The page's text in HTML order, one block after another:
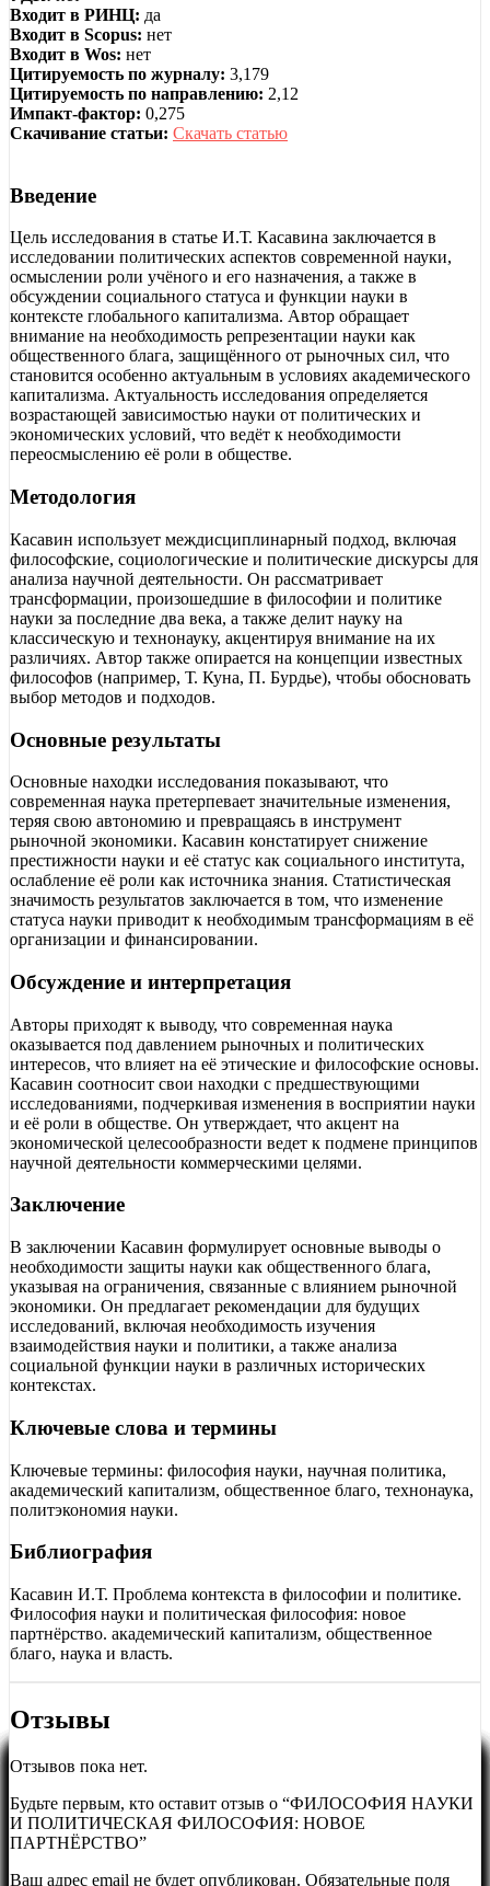
Входит в РИНЦ: да
Входит в Scopus: нет
Входит в Wos: нет
Цитируемость по журналу: 3,179
Цитируемость по направлению: 2,12
Импакт-фактор: 0,275
Скачивание статьи: Скачать статью
Введение
Цель исследования в статье И.Т. Касавина заключается в
исследовании политических аспектов современной науки,
осмыслении роли учёного и его назначения, а также в
обсуждении социального статуса и функции науки в
контексте глобального капитализма. Автор обращает
внимание на необходимость репрезентации науки как
общественного блага, защищённого от рыночных сил, что
становится особенно актуальным в условиях академического
капитализма. Актуальность исследования определяется
возрастающей зависимостью науки от политических и
экономических условий, что ведёт к необходимости
переосмыслению её роли в обществе.
Методология
Касавин использует междисциплинарный подход, включая
философские, социологические и политические дискурсы для
анализа научной деятельности. Он рассматривает
трансформации, произошедшие в философии и политике
науки за последние два века, а также делит науку на
классическую и технонауку, акцентируя внимание на их
различиях. Автор также опирается на концепции известных
философов (например, Т. Куна, П. Бурдье), чтобы обосновать
выбор методов и подходов.
Основные результаты
Основные находки исследования показывают, что
современная наука претерпевает значительные изменения,
теряя свою автономию и превращаясь в инструмент
рыночной экономики. Касавин констатирует снижение
престижности науки и её статус как социального института,
ослабление её роли как источника знания. Статистическая
значимость результатов заключается в том, что изменение
статуса науки приводит к необходимым трансформациям в её
организации и финансировании.
Обсуждение и интерпретация
Авторы приходят к выводу, что современная наука
оказывается под давлением рыночных и политических
интересов, что влияет на её этические и философские основы.
Касавин соотносит свои находки с предшествующими
исследованиями, подчеркивая изменения в восприятии науки
и её роли в обществе. Он утверждает, что акцент на
экономической целесообразности ведет к подмене принципов
научной деятельности коммерческими целями.
Заключение
В заключении Касавин формулирует основные выводы о
необходимости защиты науки как общественного блага,
указывая на ограничения, связанные с влиянием рыночной
экономики. Он предлагает рекомендации для будущих
исследований, включая необходимость изучения
взаимодействия науки и политики, а также анализа
социальной функции науки в различных исторических
контекстах.
Ключевые слова и термины
Ключевые термины: философия науки, научная политика,
академический капитализм, общественное благо, технонаука,
политэкономия науки.
Библиография
Касавин И.Т. Проблема контекста в философии и политике.
Философия науки и политическая философия: новое
партнёрство. академический капитализм, общественное
благо, наука и власть.
Отзывы
Отзывов пока нет.
Будьте первым, кто оставит отзыв о “ФИЛОСОФИЯ НАУКИ
И ПОЛИТИЧЕСКАЯ ФИЛОСОФИЯ: НОВОЕ
ПАРТНЁРСТВО”
Ваш адрес email не будет опубликован. Обязательные поля